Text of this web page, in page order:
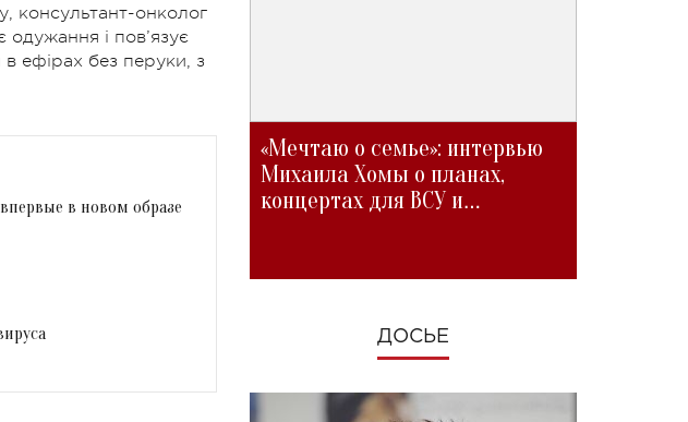
консультант-онколог
і пов’язує
ефірах без перуки, з
в новом образе
«Мечтаю о семье»: интервью
Михаила Хомы о планах,
концертах для ВСУ и
ДОСЬЕ